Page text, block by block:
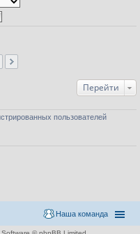
Перейти
пользователей
Наша команда